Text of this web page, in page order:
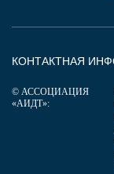
КОНТАКТНАЯ
© АССОЦИАЦИЯ
«АИДТ»: